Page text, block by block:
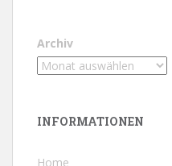
Archiv
INFORMATIONEN
Home